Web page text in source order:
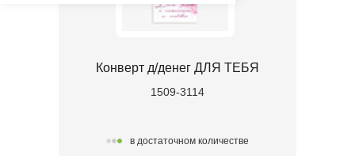
Конверт д/денег ДЛЯ ТЕБЯ
1509-3114
в достаточном количестве